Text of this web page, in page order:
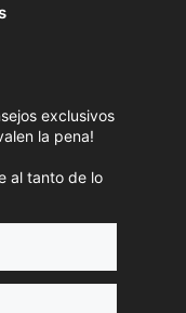
exclusivos
la pena!
al tanto de lo